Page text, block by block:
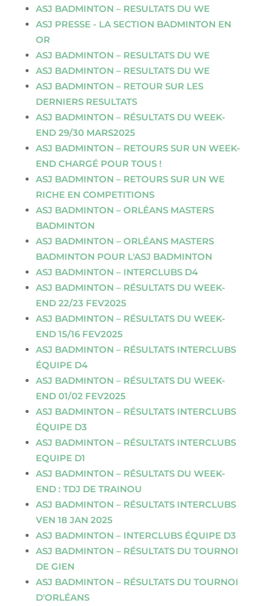
ASJ BADMINTON – RESULTATS DU WE
ASJ PRESSE - LA SECTION BADMINTON EN
OR
ASJ BADMINTON – RESULTATS DU WE
ASJ BADMINTON – RESULTATS DU WE
ASJ BADMINTON – RETOUR SUR LES
DERNIERS RESULTATS
ASJ BADMINTON – RÉSULTATS DU WEEK-
END 29/30 MARS2025
ASJ BADMINTON – RETOURS SUR UN WEEK-
END CHARGÉ POUR TOUS !
ASJ BADMINTON – RETOURS SUR UN WE
RICHE EN COMPETITIONS
ASJ BADMINTON – ORLÉANS MASTERS
BADMINTON
ASJ BADMINTON – ORLÉANS MASTERS
BADMINTON POUR L'ASJ BADMINTON
ASJ BADMINTON – INTERCLUBS D4
ASJ BADMINTON – RÉSULTATS DU WEEK-
END 22/23 FEV2025
ASJ BADMINTON – RÉSULTATS DU WEEK-
END 15/16 FEV2025
ASJ BADMINTON – RÉSULTATS INTERCLUBS
ÉQUIPE D4
ASJ BADMINTON – RÉSULTATS DU WEEK-
END 01/02 FEV2025
ASJ BADMINTON – RÉSULTATS INTERCLUBS
ÉQUIPE D3
ASJ BADMINTON – RÉSULTATS INTERCLUBS
EQUIPE D1
ASJ BADMINTON – RÉSULTATS DU WEEK-
END : TDJ DE TRAINOU
ASJ BADMINTON – RÉSULTATS INTERCLUBS
VEN 18 JAN 2025
ASJ BADMINTON – INTERCLUBS ÉQUIPE D3
ASJ BADMINTON – RÉSULTATS DU TOURNOI
DE GIEN
ASJ BADMINTON – RÉSULTATS DU TOURNOI
D'ORLÉANS